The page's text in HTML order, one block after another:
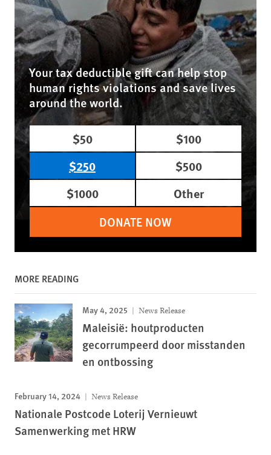
Your tax deductible gift can help stop
human rights violations and save lives
around the world.
$50
$100
$250
$500
$1000
Other
DONATE NOW
MORE READING
May 4, 2025 News Release
Maleisië: houtproducten
gecorrumpeerd door misstanden
en ontbossing
February 14, 2024 News Release
Nationale Postcode Loterij Vernieuwt
Samenwerking met HRW